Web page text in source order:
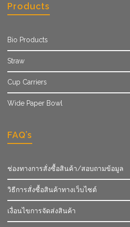
Products
Bio Products
Straw
Cup Carriers
Wide Paper Bowl
FAQ’s
ช่องทางการสั่งซื้อสินค้า/สอบถามข้อมูล
วิธีการสั่งซื้อสินค้าทางเว็บไซต์
เงื่อนไขการจัดส่งสินค้า